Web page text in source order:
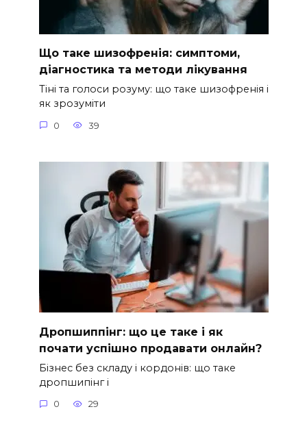
Що таке шизофренія: симптоми,
діагностика та методи лікування
Тіні та голоси розуму: що таке шизофренія і
як зрозуміти
0 39
Дропшиппінг: що це таке і як
почати успішно продавати онлайн?
Бізнес без складу і кордонів: що таке
дропшипінг і
0 29